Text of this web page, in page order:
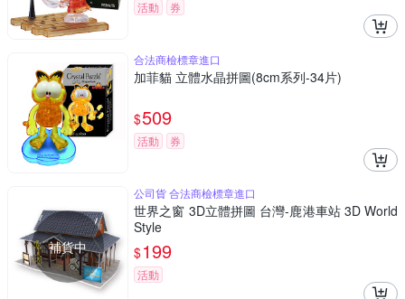
活動 券
合法商檢標章進口
加菲貓 立體水晶拼圖(8cm系列-34片)
$509
活動 券
補貨中
公司貨 合法商檢標章進口
世界之窗 3D立體拼圖 台灣-鹿港車站 3D World
Style
$199
活動